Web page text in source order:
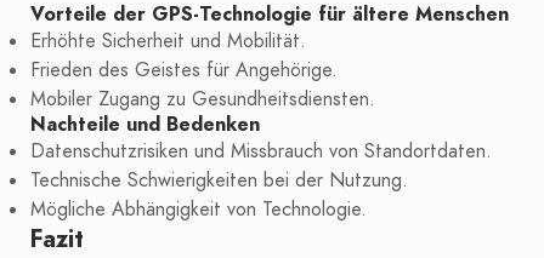
Vorteile der GPS-Technologie für ältere Menschen
Erhöhte Sicherheit und Mobilität.
Frieden des Geistes für Angehörige.
Mobiler Zugang zu Gesundheitsdiensten.
Nachteile und Bedenken
Datenschutzrisiken und Missbrauch von Standortdaten.
Technische Schwierigkeiten bei der Nutzung.
Mögliche Abhängigkeit von Technologie.
Fazit